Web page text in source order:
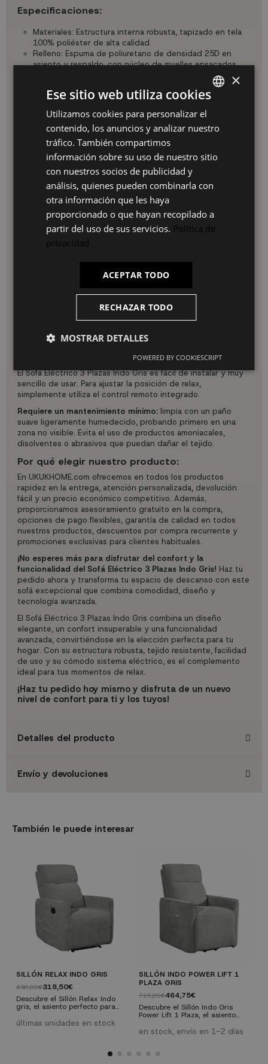
Especificaciones:
Materiales: Estructura interna robusta, tapizado en tela
100% poliéster de alta calidad.
Relleno: Espuma de poliuretano de densidad 25D en
asiento y respaldo, con núcleo de muelles ensacados
Anchura: 180 cm.
Fondo (extendido): 160cm.
Altura total (plegado): 100 cm.
Altura (extendido): 80 cm.
Altura del reposapiés: 54 cm.
Ancho del asiento: 156 cm.
Dimensiones del Embalaje: 182 × 78 × 66 cm.
Peso Neto (N.W.): 70 kg.
Peso Bruto (G.W.): 75.5 kg.
Estilo: Contemporáneo, funcional y adaptable a
diferentes ambientes decorativos.
Durabilidad: Materiales de alta calidad, estructura
robusta y componentes eléctricos fiables.
Confort superior: Asiento y respaldo con espuma de
Facilidad de uso: Control remoto intuitivo para las
funciones de relax eléctrica.
Versatilidad: Ideal para sala de estar, dormitorio o
cualquier espacio donde se busque confort avanzado.
El Sofá Eléctrico 3 Plazas Indo Gris es fácil de instalar y muy
sencillo de usar. Para ajustar la posición de relax,
simplemente utiliza el control remoto integrado.
Requiere un mantenimiento mínimo: limpia con un paño
suave ligeramente humedecido, probando primero en una
zona no visible. Evita el uso de productos amoniacales,
disolventes o abrasivos que puedan dañar el tejido.
Por qué elegir nuestro producto:
En UKUKHOME.com ofrecemos en todos los productos
rapidez en la entrega, atención personalizada, devolución
fácil y un precio económico competitivo. Además,
proporcionamos asesoramiento gratuito en la compra,
opciones de pago flexibles, garantía de calidad en todos
nuestros productos, descuentos por compra recurrente y
promociones exclusivas para clientes habituales.
¡No esperes más para disfrutar del confort y la
funcionalidad del Sofá Eléctrico 3 Plazas Indo Gris! Haz tu
pedido ahora y transforma tu espacio de descanso con este
sofá excepcional que combina comodidad, diseño y
tecnología avanzada.
El Sofá Eléctrico 3 Plazas Indo Gris combina un diseño
elegante, un confort insuperable y una funcionalidad
avanzada, convirtiéndose en la elección perfecta para tu
hogar. Con su estructura robusta, tejido resistente, facilidad
de uso y su cómodo sistema eléctrico, es el complemento
ideal para tus momentos de relax.
¡Haz tu pedido hoy mismo y disfruta de un nuevo
nivel de confort para ti y los tuyos!
Detalles del producto
Envío y devoluciones
También le puede interesar
SILLÓN RELAX INDO GRIS
490,00€318,50€
Descubre el Sillón Relax Indo
gris, el asiento perfecto para
día. Diseñado con materiales de
últimas unidades en stock
SILLÓN INDO POWER LIFT 1
PLAZA GRIS
715,00€464,75€
Descubre el Sillón Indo Gris
Power Lift 1 Plaza, el asiento
disfrutar de la máxima
comodidad en tu hogar.
en stock, envío en 1-2 días
SPANISH
ES
PT
×
Ese sitio web utiliza cookies
Utilizamos cookies para personalizar el
contenido, los anuncios y analizar nuestro
tráfico. También compartimos
información sobre su uso de nuestro sitio
con nuestros socios de publicidad y
análisis, quienes pueden combinarla con
otra información que les haya
proporcionado o que hayan recopilado a
partir del uso de sus servicios. Política de
privacidad
ACEPTAR TODO
RECHAZAR TODO
MOSTRAR DETALLES
POWERED BY COOKIESCRIPT